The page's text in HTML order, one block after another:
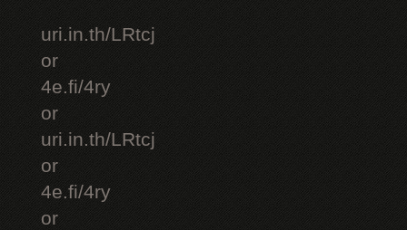
uri.in.th/LRtcj
or
4e.fi/4ry
or
uri.in.th/LRtcj
or
4e.fi/4ry
or